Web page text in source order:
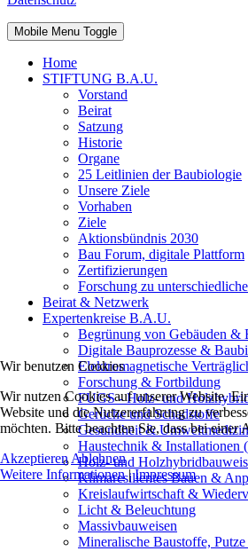
Mobile Menu Toggle
Home
STIFTUNG B.A.U.
Vorstand
Beirat
Satzung
Historie
Organe
25 Leitlinien der Baubiologie
Unsere Ziele
Vorhaben
Ziele
Aktionsbündnis 2030
Bau Forum, digitale Plattform
Zertifizierungen
Forschung zu
Beirat & Netzwerk
Expertenkreise B.A.U.
Begrünung von Gebäuden &
Digitale Bauprozesse &
Elektromagnetische
Forschung & Fortbildung
FUGS - Holz- und
Gerüche und Schadstoffe
Gesundheit & Umweltmedizin
Haustechnik & Installationen
Holz- und
Klimaresilientes Bauen &
Kreislaufwirtschaft &
Licht & Beleuchtung
Massivbauweisen
Mineralische Baustoffe,
Wir benutzen Cookies
Wir nutzen Cookies auf unserer Website.
Website und die Nutzererfahrung zu
möchten. Bitte beachten Sie, dass bei
Akzeptieren Ablehnen
Weitere Informationen|Impressum